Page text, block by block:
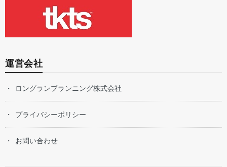
運営会社
ロングランプランニング株式会社
プライバシーポリシー
お問い合わせ